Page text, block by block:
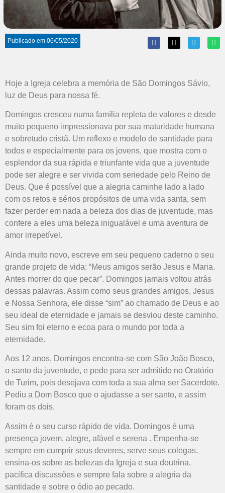
Publicado em 06/05/2020
Hoje a Igreja celebra a memória de São Domingos Sávio,
luz de Deus para nossa fé.
Domingos cresceu numa família repleta de valores e desde
muito pequeno impressionava por sua maturidade humana
e sobretudo cristã. Um reflexo e modelo de santidade para
todos e especialmente para os jovens, que mostra com o
esplendor da sua rápida e triunfante vida que a juventude
pode ser alegre e ser vivida com seriedade pelo Reino de
Deus. Que é possível que a alegria caminhe lado a lado
com os retos e sérios propósitos de uma vida santa, sem
fazer perder em nada a beleza dos dias de juventude, mas
confere a eles uma beleza inigualável e uma aventura de
amor irrepetível.
Ainda muito novo, escreve em seu pequeno caderno o seu
grande projeto de vida: “Meus amigos serão Jesus e Maria.
Antes morrer do que pecar”. Domingos jamais voltou atrás
dessas palavras. Assim como seus grandes amigos, Jesus
e Nossa Senhora, ele disse “sim” ao chamado de Deus e ao
seu ideal de eternidade e jamais se desviou deste caminho.
Seu sim foi eterno e ecoa para o mundo por toda a
eternidade.
Aos 12 anos, Domingos encontra-se com São João Bosco,
o santo da juventude, e pede para ser admitido no Oratório
de Turim, pois desejava com toda a sua alma ser Sacerdote.
Pediu a Dom Bosco que o ajudasse a ser santo, e assim
foram os dois.
Assim é o seu curso rápido de vida. Domingos é uma
presença jovem, alegre, afável e serena . Empenha-se
sempre em cumprir seus deveres, serve seus colegas,
ensina-os sobre as belezas da Igreja e sua doutrina,
pacifica discussões e sempre fala sobre a alegria da
santidade e sobre o ódio ao pecado.